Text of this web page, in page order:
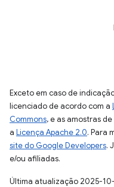
Exceto em caso de
licenciado de acordo com a
Commons, e as amostras
a Licença Apache 2.0. Para
site do Google Developers.
e/ou afiliadas.
Última atualização 2025-